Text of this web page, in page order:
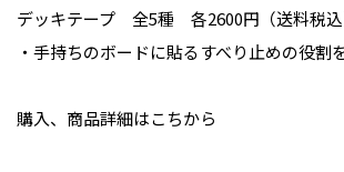
デッキテープ 全5種 各2600円（送料税込
・手持ちのボードに貼るすべり止めの役割
購入、商品詳細はこちから